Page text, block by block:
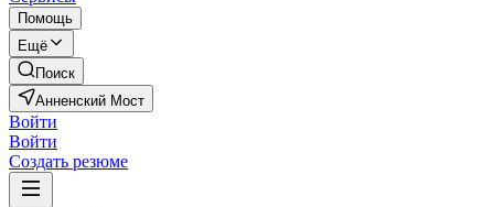
Помощь
Ещё
Поиск
Анненский Мост
Войти
Войти
Создать резюме